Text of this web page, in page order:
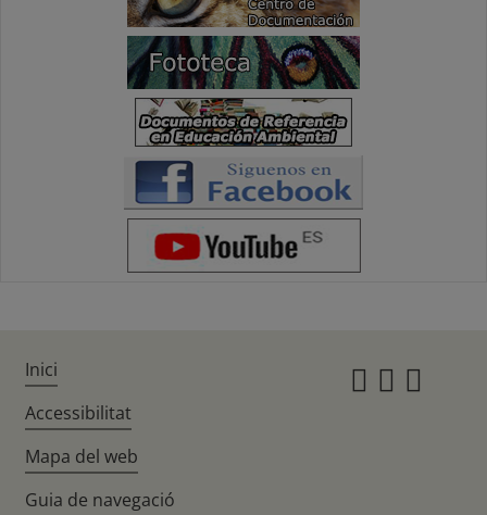
Inici
Accessibilitat
Mapa del web
Guia de navegació